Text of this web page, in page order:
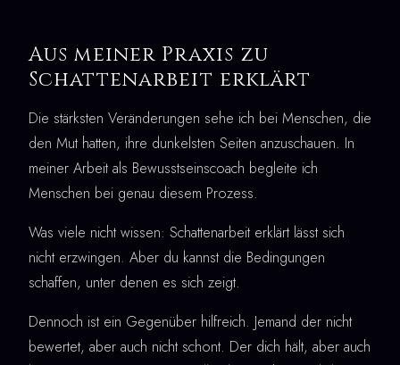
Aus meiner Praxis zu
Schattenarbeit erklärt
Die stärksten Veränderungen sehe ich bei Menschen, die
den Mut hatten, ihre dunkelsten Seiten anzuschauen. In
meiner Arbeit als Bewusstseinscoach begleite ich
Menschen bei genau diesem Prozess.
Was viele nicht wissen: Schattenarbeit erklärt lässt sich
nicht erzwingen. Aber du kannst die Bedingungen
schaffen, unter denen es sich zeigt.
Dennoch ist ein Gegenüber hilfreich. Jemand der nicht
bewertet, aber auch nicht schont. Der dich hält, aber auch